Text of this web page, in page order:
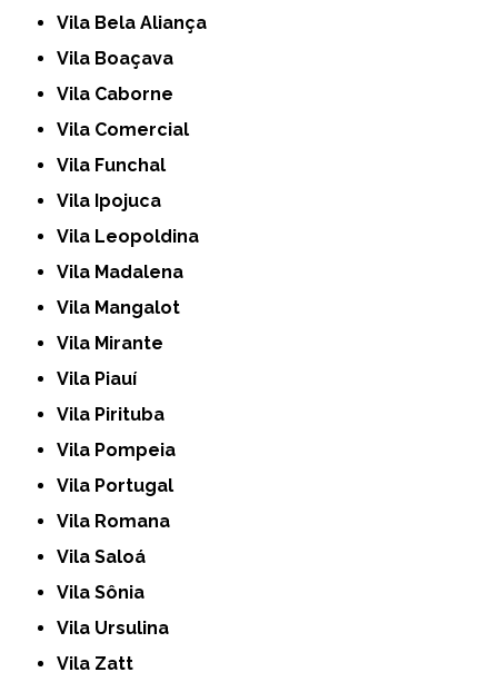
Vila Bela Aliança
Vila Boaçava
Vila Caborne
Vila Comercial
Vila Funchal
Vila Ipojuca
Vila Leopoldina
Vila Madalena
Vila Mangalot
Vila Mirante
Vila Piauí
Vila Pirituba
Vila Pompeia
Vila Portugal
Vila Romana
Vila Saloá
Vila Sônia
Vila Ursulina
Vila Zatt